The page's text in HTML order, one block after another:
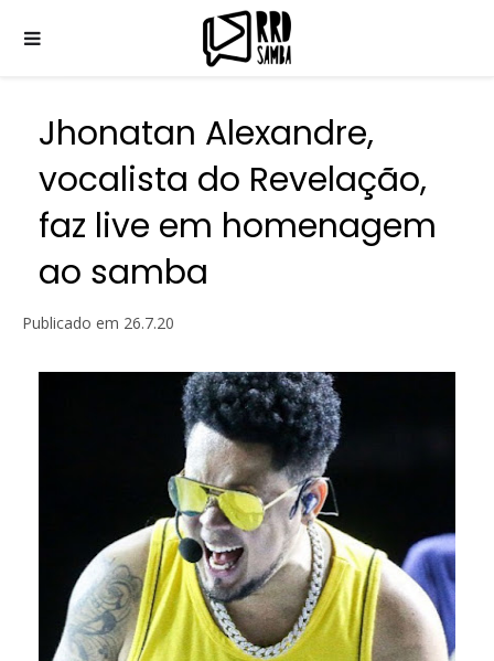
Jhonatan Alexandre,
vocalista do Revelação,
faz live em homenagem
ao samba
Publicado em 26.7.20